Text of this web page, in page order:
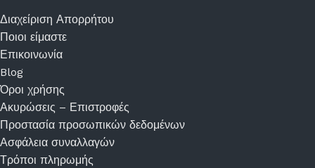
Διαχείριση Απορρήτου
Ποιοι είμαστε
Επικοινωνία
Blog
Όροι χρήσης
Ακυρώσεις – Επιστροφές
Προστασία προσωπικών δεδομένων
Ασφάλεια συναλλαγών
Τρόποι πληρωμής